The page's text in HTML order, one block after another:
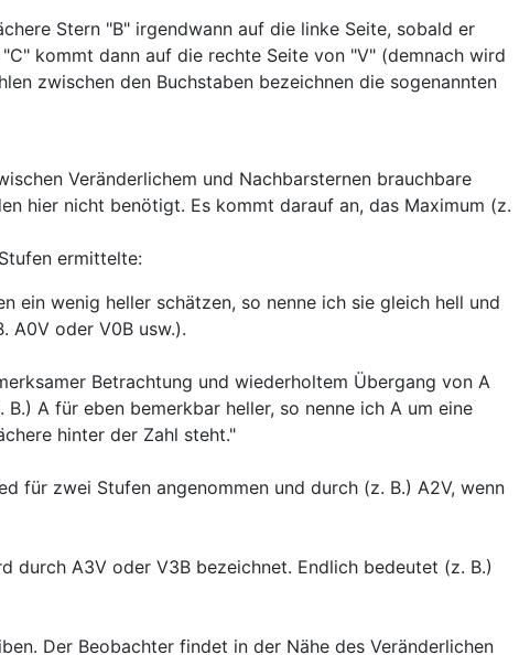
Stern "B" irgendwann auf die linke Seite, sobald er
kommt dann auf die rechte Seite von "V" (demnach wird
zwischen den Buchstaben bezeichnen die sogenannten
Veränderlichem und Nachbarsternen brauchbare
hier nicht benötigt. Es kommt darauf an, das Maximum (z.
ermittelte:
ein wenig heller schätzen, so nenne ich sie gleich hell und
A0V oder V0B usw.).
Betrachtung und wiederholtem Übergang von A
A für eben bemerkbar heller, so nenne ich A um eine
hinter der Zahl steht."
für zwei Stufen angenommen und durch (z. B.) A2V, wenn
durch A3V oder V3B bezeichnet. Endlich bedeutet (z. B.)
Der Beobachter findet in der Nähe des Veränderlichen